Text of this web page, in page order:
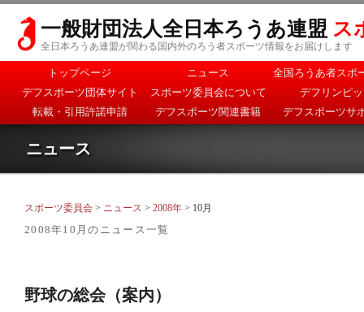
一般財団法人全日本ろうあ連盟 ス
全日本ろうあ連盟が関わる国内外のろう者スポーツ情報をお届けします
メインメニュー
メインコンテンツへ移
動
サブコンテンツへ移動
トップページ ニュース
全国ろうあ者スポ
デフスポーツ団体サイト
スポーツ委員会について
デフリンピ
転載・引用許諾申請
デフスポーツ関連書籍 デフスポーツサ
ニュース
スポーツ委員会 > ニュース > 2008年 > 10月
2008年10月のニュース一覧
野球の総会（案内）